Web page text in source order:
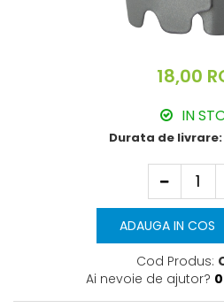
18,00
IN
Durata de livrare:
ADAUGA IN COS
Cod Produs:
Ai nevoie de ajutor?